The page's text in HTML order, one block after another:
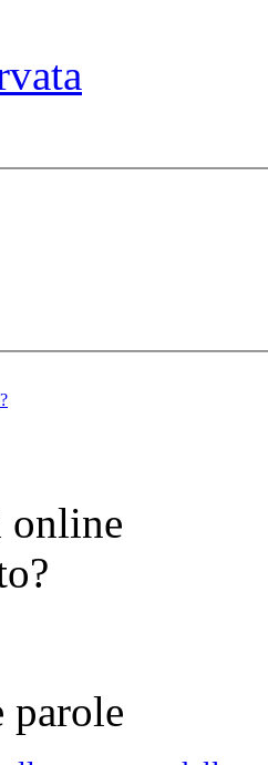
online
parole